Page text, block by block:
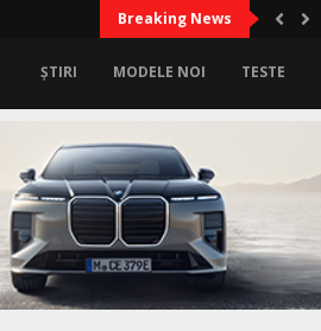
Breaking News
ȘTIRI MODELE NOI TESTE